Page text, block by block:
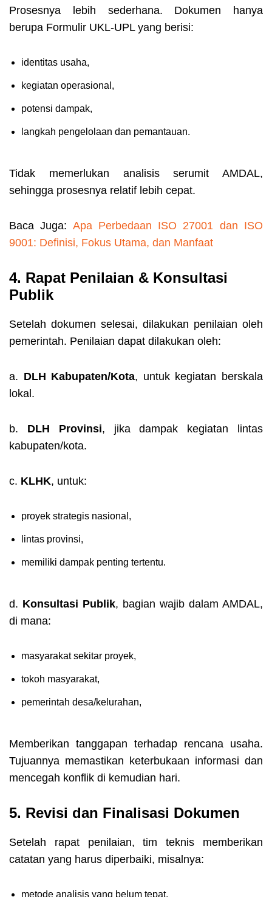
Prosesnya lebih sederhana. Dokumen hanya
berupa Formulir UKL-UPL yang berisi:
identitas usaha,
kegiatan operasional,
potensi dampak,
langkah pengelolaan dan pemantauan.
Tidak memerlukan analisis serumit AMDAL,
sehingga prosesnya relatif lebih cepat.
Baca Juga: Apa Perbedaan ISO 27001 dan ISO
9001: Definisi, Fokus Utama, dan Manfaat
4. Rapat Penilaian & Konsultasi
Publik
Setelah dokumen selesai, dilakukan penilaian oleh
pemerintah. Penilaian dapat dilakukan oleh:
a. DLH Kabupaten/Kota, untuk kegiatan berskala
lokal.
b. DLH Provinsi, jika dampak kegiatan lintas
kabupaten/kota.
c. KLHK, untuk:
proyek strategis nasional,
lintas provinsi,
memiliki dampak penting tertentu.
d. Konsultasi Publik, bagian wajib dalam AMDAL,
di mana:
masyarakat sekitar proyek,
tokoh masyarakat,
pemerintah desa/kelurahan,
Memberikan tanggapan terhadap rencana usaha.
Tujuannya memastikan keterbukaan informasi dan
mencegah konflik di kemudian hari.
5. Revisi dan Finalisasi Dokumen
Setelah rapat penilaian, tim teknis memberikan
catatan yang harus diperbaiki, misalnya:
metode analisis yang belum tepat,